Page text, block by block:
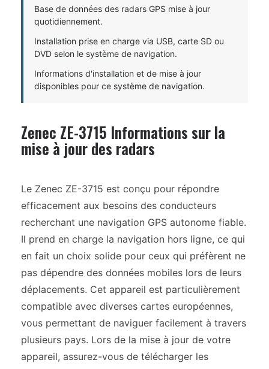
Base de données des radars GPS mise à jour
quotidiennement.
Installation prise en charge via USB, carte SD ou
DVD selon le système de navigation.
Informations d'installation et de mise à jour
disponibles pour ce système de navigation.
Zenec ZE-3715 Informations sur la
mise à jour des radars
Le Zenec ZE-3715 est conçu pour répondre
efficacement aux besoins des conducteurs
recherchant une navigation GPS autonome fiable.
Il prend en charge la navigation hors ligne, ce qui
en fait un choix solide pour ceux qui préfèrent ne
pas dépendre des données mobiles lors de leurs
déplacements. Cet appareil est particulièrement
compatible avec diverses cartes européennes,
vous permettant de naviguer facilement à travers
plusieurs pays. Lors de la mise à jour de votre
appareil, assurez-vous de télécharger les